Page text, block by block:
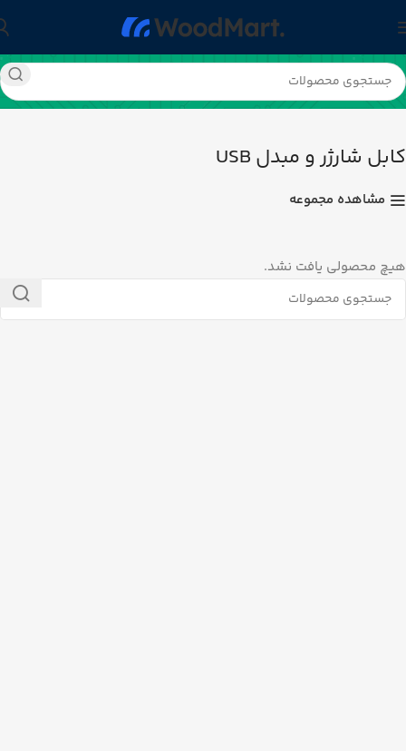
خانه تجهیزات جانبی کابل شارژر و مبدل USB
کابل شارژر و مبدل USB
مشاهده مجموعه
هیچ محصولی یافت نشد.